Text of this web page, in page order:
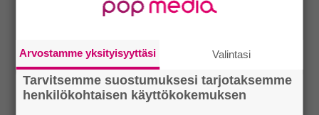
Arvostamme yksityisyyttäsi Valintasi
Tarvitsemme suostumuksesi tarjotaksemme
henkilökohtaisen käyttökokemuksen